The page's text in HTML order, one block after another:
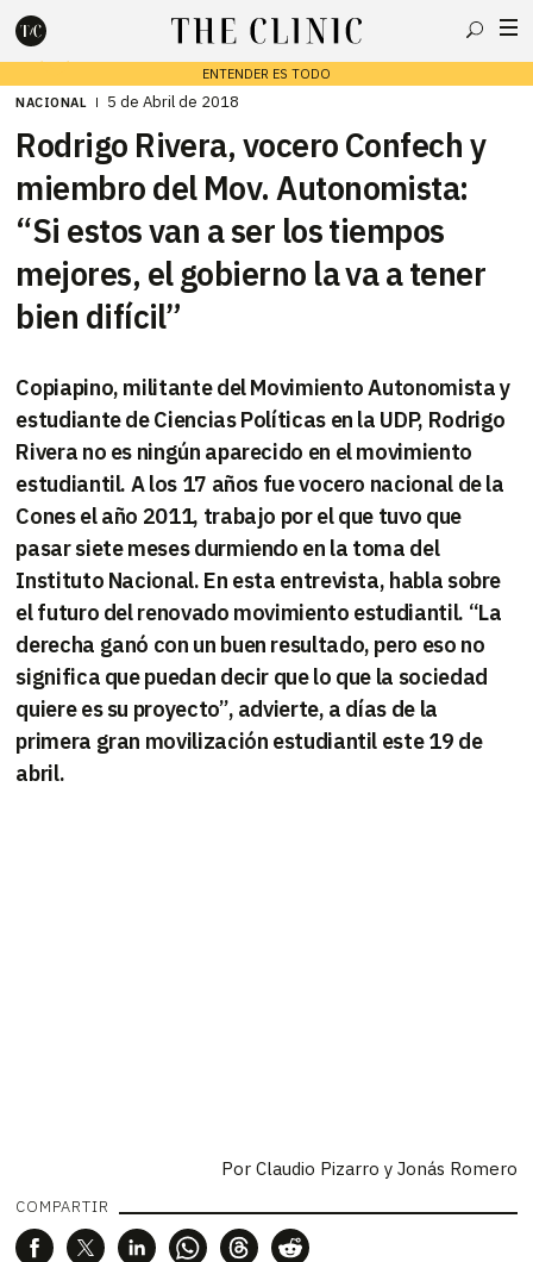
ENTENDER ES TODO
Escribe lo que deseas y presiona enter para buscar
NACIONAL 5 de Abril de 2018
Rodrigo Rivera, vocero Confech y
miembro del Mov. Autonomista:
“Si estos van a ser los tiempos
mejores, el gobierno la va a tener
bien difícil”
Copiapino, militante del Movimiento Autonomista y
estudiante de Ciencias Políticas en la UDP, Rodrigo
Rivera no es ningún aparecido en el movimiento
estudiantil. A los 17 años fue vocero nacional de la
Cones el año 2011, trabajo por el que tuvo que
pasar siete meses durmiendo en la toma del
Instituto Nacional. En esta entrevista, habla sobre
el futuro del renovado movimiento estudiantil. “La
derecha ganó con un buen resultado, pero eso no
significa que puedan decir que lo que la sociedad
quiere es su proyecto”, advierte, a días de la
primera gran movilización estudiantil este 19 de
abril.
Por Claudio Pizarro y Jonás Romero
COMPARTIR